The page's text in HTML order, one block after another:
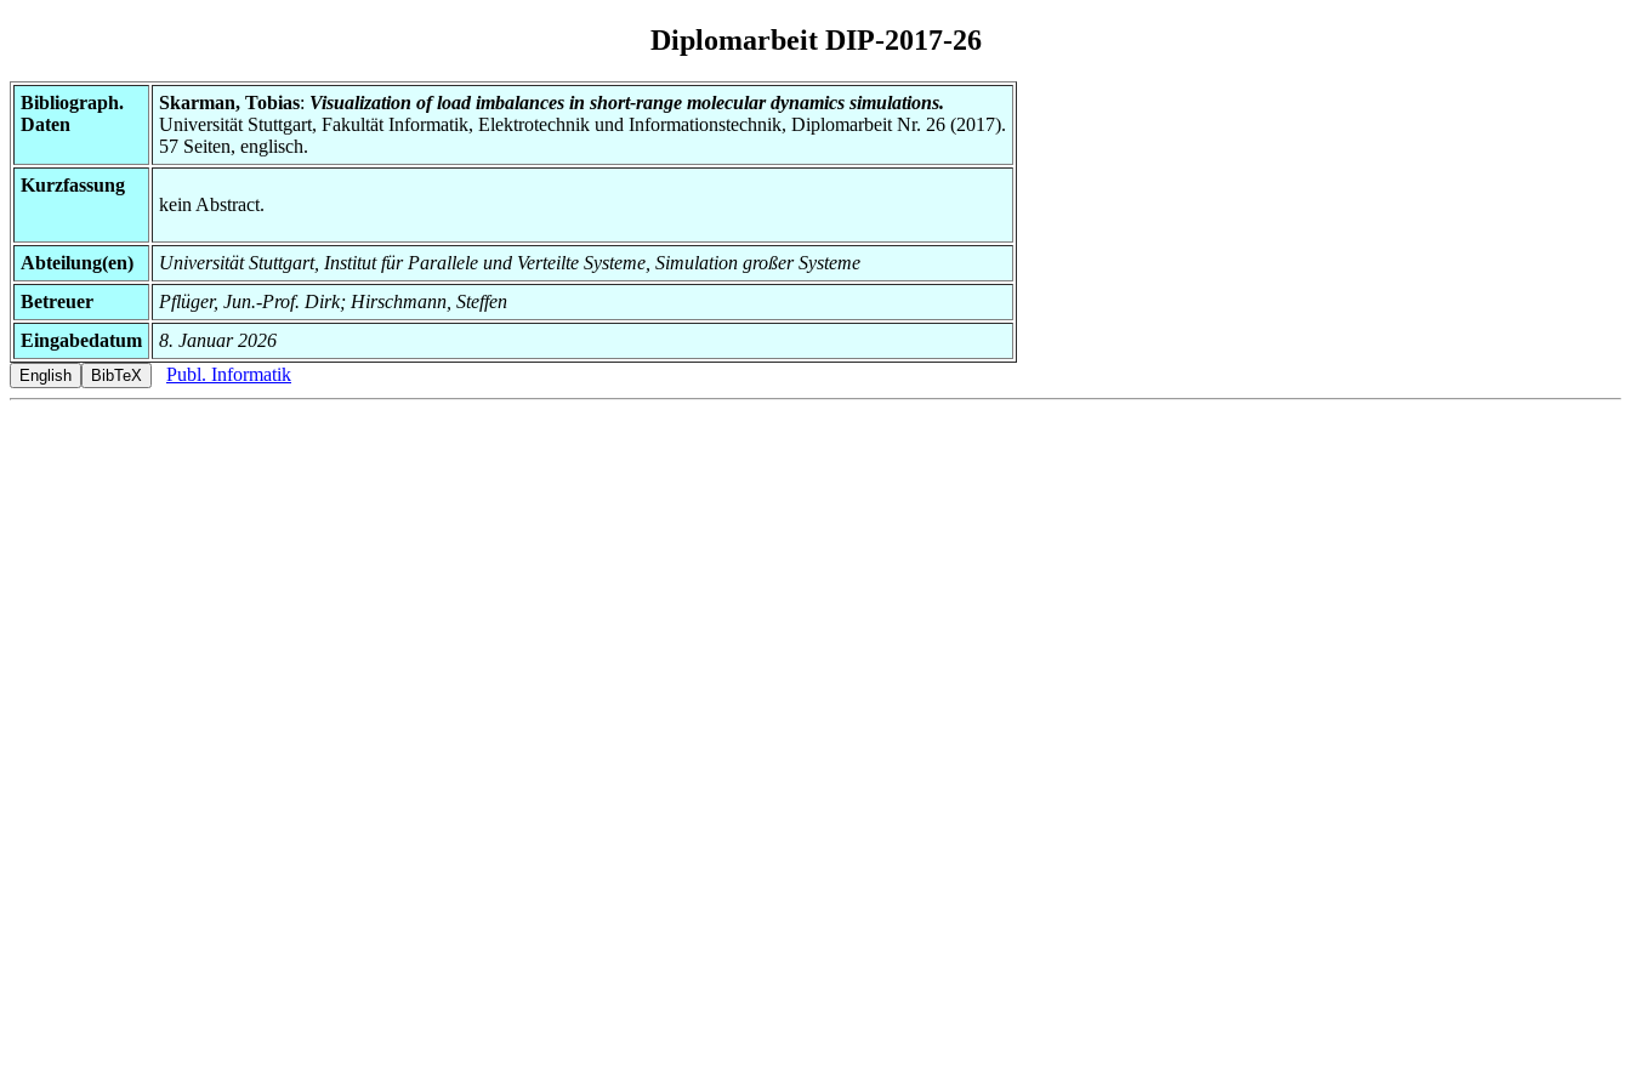
Diplomarbeit DIP-2017-26
Bibliograph.
Daten
Skarman, Tobias: Visualization of load imbalances in short-range molecular dynamics simulations.
Universität Stuttgart, Fakultät Informatik, Elektrotechnik und Informationstechnik, Diplomarbeit Nr. 26 (2017).
57 Seiten, englisch.
Kurzfassung
kein Abstract.
Abteilung(en)
Universität Stuttgart, Institut für Parallele und Verteilte Systeme, Simulation großer Systeme
Betreuer
Pflüger, Jun.-Prof. Dirk; Hirschmann, Steffen
Eingabedatum
8. Januar 2026
Publ. Informatik